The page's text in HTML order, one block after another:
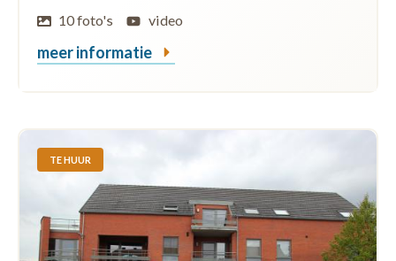
10 foto's video
meer informatie
TE HUUR